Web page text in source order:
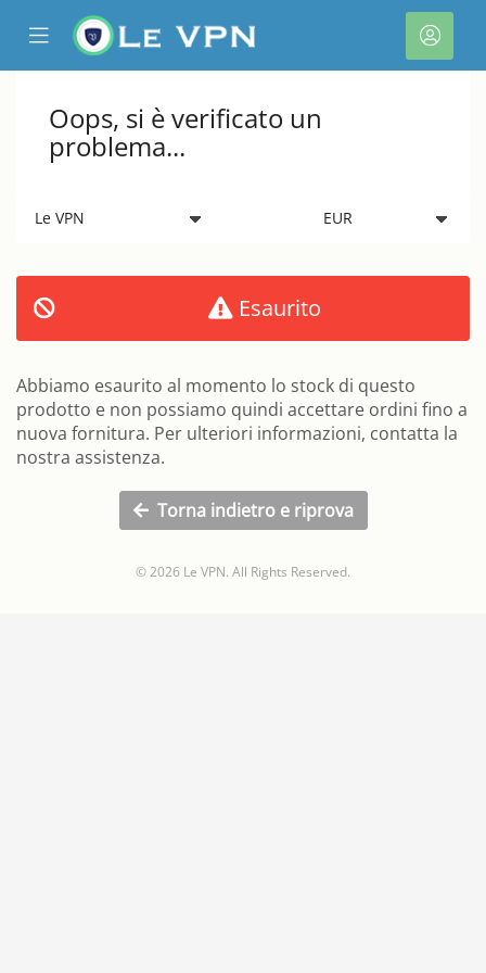
Mobile
Menu
Oops, si è verificato un
problema...
Esaurito
Abbiamo esaurito al momento lo stock di questo
prodotto e non possiamo quindi accettare ordini fino a
nuova fornitura. Per ulteriori informazioni, contatta la
nostra assistenza.
Torna indietro e riprova
© 2026 Le VPN. All Rights Reserved.